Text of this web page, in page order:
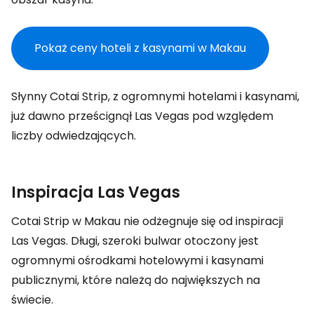
Pokaż ceny hoteli z kasynami w Makau
Słynny Cotai Strip, z ogromnymi hotelami i kasynami,
już dawno prześcignął Las Vegas pod względem
liczby odwiedzających.
Inspiracja Las Vegas
Cotai Strip w Makau nie odżegnuje się od inspiracji
Las Vegas. Długi, szeroki bulwar otoczony jest
ogromnymi ośrodkami hotelowymi i kasynami
publicznymi, które należą do największych na
świecie.